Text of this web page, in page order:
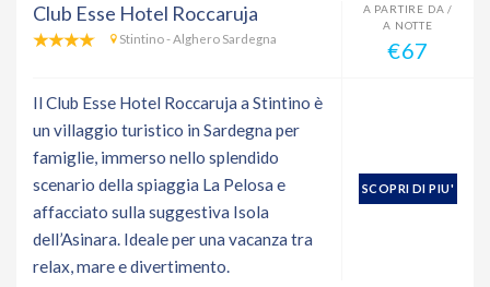
Club Esse Hotel Roccaruja
Stintino - Alghero Sardegna
A PARTIRE DA /
A NOTTE
€67
Il Club Esse Hotel Roccaruja a Stintino è
un villaggio turistico in Sardegna per
famiglie, immerso nello splendido
scenario della spiaggia La Pelosa e
affacciato sulla suggestiva Isola
dell’Asinara. Ideale per una vacanza tra
relax, mare e divertimento.
SCOPRI DI PIU'